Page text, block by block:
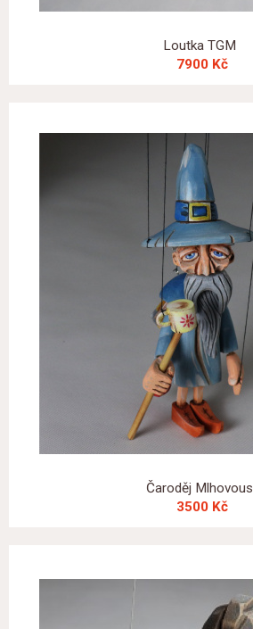
Loutka TGM
7900 Kč
Čaroděj Mlhovous
3500 Kč